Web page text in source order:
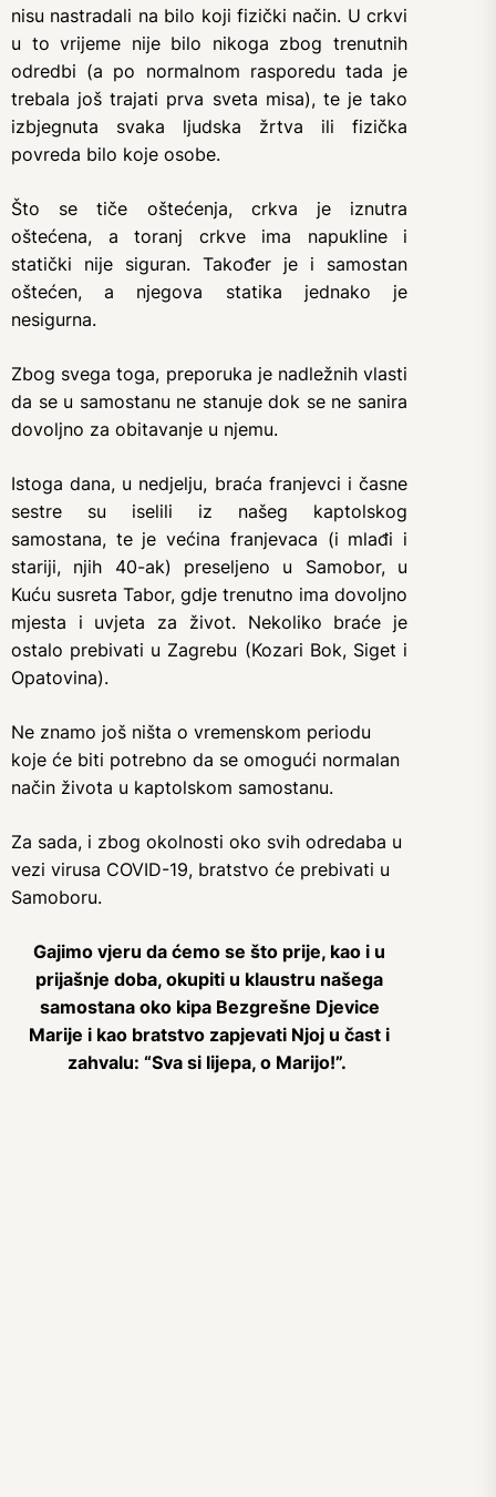
nisu nastradali na bilo koji fizički način. U crkvi
u to vrijeme nije bilo nikoga zbog trenutnih
odredbi (a po normalnom rasporedu tada je
trebala još trajati prva sveta misa), te je tako
izbjegnuta svaka ljudska žrtva ili fizička
povreda bilo koje osobe.
Što se tiče oštećenja, crkva je iznutra
oštećena, a toranj crkve ima napukline i
statički nije siguran. Također je i samostan
oštećen, a njegova statika jednako je
nesigurna.
Zbog svega toga, preporuka je nadležnih vlasti
da se u samostanu ne stanuje dok se ne sanira
dovoljno za obitavanje u njemu.
Istoga dana, u nedjelju, braća franjevci i časne
sestre su iselili iz našeg kaptolskog
samostana, te je većina franjevaca (i mlađi i
stariji, njih 40-ak) preseljeno u Samobor, u
Kuću susreta Tabor, gdje trenutno ima dovoljno
mjesta i uvjeta za život. Nekoliko braće je
ostalo prebivati u Zagrebu (Kozari Bok, Siget i
Opatovina).
Ne znamo još ništa o vremenskom periodu
koje će biti potrebno da se omogući normalan
način života u kaptolskom samostanu.
Za sada, i zbog okolnosti oko svih odredaba u
vezi virusa COVID-19, bratstvo će prebivati u
Samoboru.
Gajimo vjeru da ćemo se što prije, kao i u
prijašnje doba, okupiti u klaustru našega
samostana oko kipa Bezgrešne Djevice
Marije i kao bratstvo zapjevati Njoj u čast i
zahvalu: “Sva si lijepa, o Marijo!”.